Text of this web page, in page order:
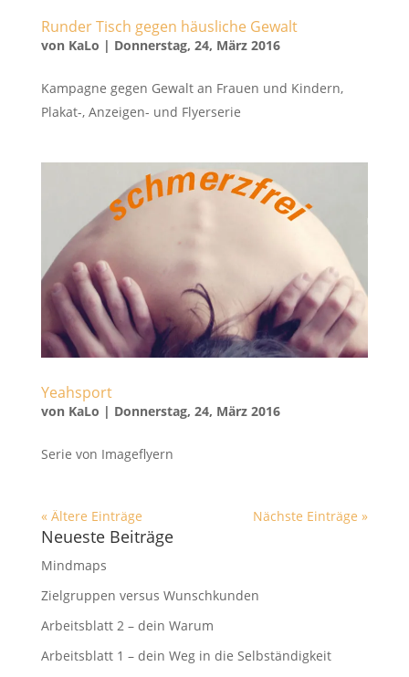
Runder Tisch gegen häusliche Gewalt
von KaLo | Donnerstag, 24, März 2016
Kampagne gegen Gewalt an Frauen und Kindern,
Plakat-, Anzeigen- und Flyerserie
Yeahsport
von KaLo | Donnerstag, 24, März 2016
Serie von Imageflyern
« Ältere Einträge Nächste Einträge »
Neueste Beiträge
Mindmaps
Zielgruppen versus Wunschkunden
Arbeitsblatt 2 – dein Warum
Arbeitsblatt 1 – dein Weg in die Selbständigkeit